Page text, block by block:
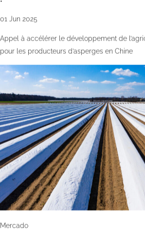
01 Jun 2025
Appel à accélérer le développement de
pour les producteurs d’asperges en Chine
Mercado